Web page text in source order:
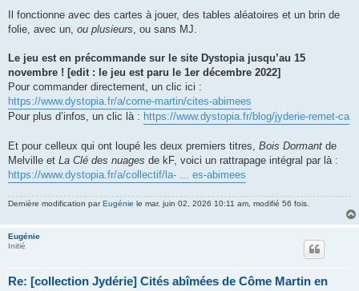
Il fonctionne avec des cartes à jouer, des tables aléatoires et un brin de
folie, avec un, ou plusieurs , ou sans MJ.
Le jeu est en précommande sur le site Dystopia jusqu’au 15
novembre ! [edit : le jeu est paru le 1er décembre 2022]
Pour commander directement, un clic ici :
https://www.dystopia.fr/a/come-martin/cites-abimees
Pour plus d’infos, un clic là : https://www.dystopia.fr/blog/jyderie-remet-ca
Et pour celleux qui ont loupé les deux premiers titres, Bois Dormant de
Melville et La Clé des nuages de kF, voici un rattrapage intégral par là :
https://www.dystopia.fr/a/collectif/la- ... es-abimees
Dernière modification parEugénie le mar. juin 02, 2026 10:11 am, modifié 56 fois.
Eugénie
Initié
Re: [collection Jydérie] Cités abîmées de Côme Martin en